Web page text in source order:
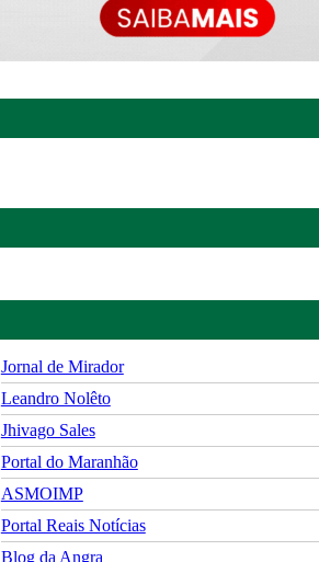
Jornal de Mirador
Leandro Nolêto
Jhivago Sales
Portal do Maranhão
ASMOIMP
Portal Reais Notí­cias
Blog da Angra